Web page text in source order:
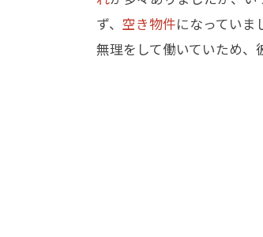
ず、 空き物件になっていま
無理をして働いていため、